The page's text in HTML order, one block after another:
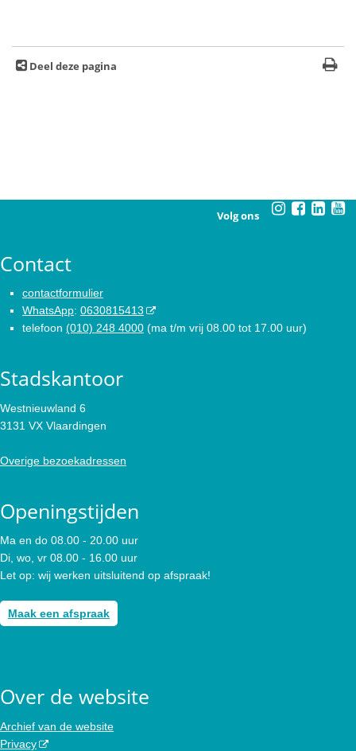
Deel deze pagina
Volg ons
Contact
contactformulier
WhatsApp: 0630815413
telefoon (010) 248 4000 (ma t/m vrij 08.00 tot 17.00 uur)
Stadskantoor
Westnieuwland 6
3131 VX Vlaardingen
Overige bezoekadressen
Openingstijden
Ma en do 08.00 - 20.00 uur
Di, wo, vr 08.00 - 16.00 uur
Let op: wij werken uitsluitend op afspraak!
Maak een afspraak
Over de website
Archief van de website
Privacy